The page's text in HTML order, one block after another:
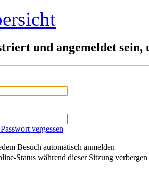
und angemeldet sein,
vergessen
Besuch automatisch anmelden
Status während dieser Sitzung verbergen